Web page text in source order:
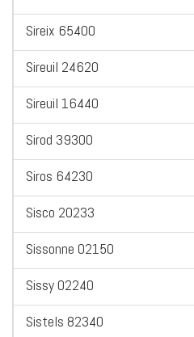
Sireix 65400
Sireuil 24620
Sireuil 16440
Sirod 39300
Siros 64230
Sisco 20233
Sissonne 02150
Sissy 02240
Sistels 82340